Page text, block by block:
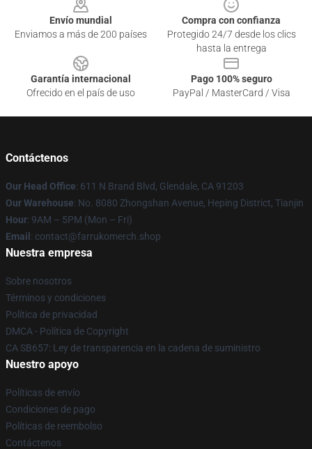
Envío mundial
Enviamos a más de 200 países
Compra con confianza
Protegido 24/7 desde los clics
hasta la entrega
Garantía internacional
Ofrecido en el país de uso
Pago 100% seguro
PayPal / MasterCard / Visa
Contáctenos
Our Head Office: 611 N Brand Blvd, Glendale, CA 91203
Our Warehouse: No. 8080 Zhongshan Avenue, Heping District, Tianjin
Hour: 9AM – 5PM (Mon – Fri)
Email : contact@farrukomerch.shop
Nuestra empresa
Sobre nosotros
Términos y condiciones
Política de privacidad
DMCA - Política de Copyright
CA SB657: Ley de transparencia en la cadena de suministro
Nuestro apoyo
Políticas de envío
Condiciones de pago
Políticas de reembolso
Contáctenos